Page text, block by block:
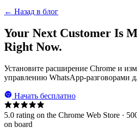
← Назад в блог
Your Next Customer Is
Right Now.
Установите расширение Chrome и
управлению WhatsApp-разговорами
Начать бесплатно
5.0 rating on the Chrome Web Store ·
on board